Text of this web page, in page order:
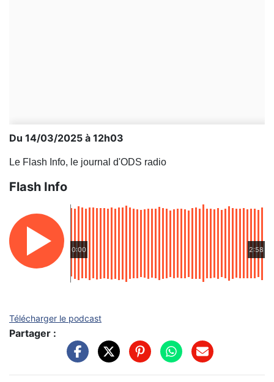
Du 14/03/2025 à 12h03
Le Flash Info, le journal d'ODS radio
Flash Info
0:00 2:58
Télécharger le podcast
Partager :